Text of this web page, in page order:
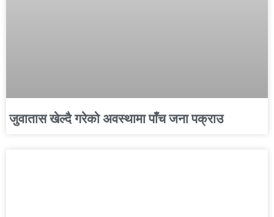
जुवातास खेल्दै गरेको अवस्थामा पाँच जना पक्राउ